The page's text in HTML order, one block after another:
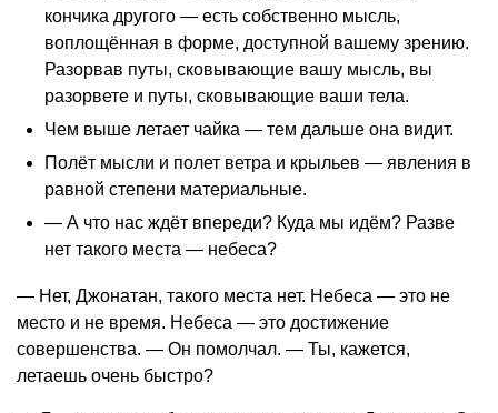
кончика другого — есть собственно мысль,
воплощённая в форме, доступной вашему зрению.
Разорвав путы, сковывающие вашу мысль, вы
разорвете и путы, сковывающие ваши тела.
Чем выше летает чайка — тем дальше она видит.
Полёт мысли и полет ветра и крыльев — явления в
равной степени материальные.
— А что нас ждёт впереди? Куда мы идём? Разве
нет такого места — небеса?
— Нет, Джонатан, такого места нет. Небеса — это не
место и не время. Небеса — это достижение
совершенства. — Он помолчал. — Ты, кажется,
летаешь очень быстро?